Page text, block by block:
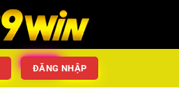
ĐĂNG NHẬP